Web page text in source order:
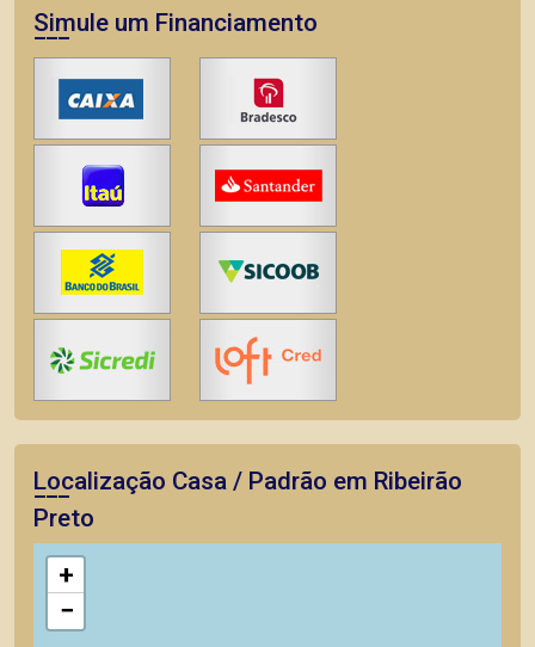
Simule um Financiamento
Localização Casa / Padrão em Ribeirão
Preto
+
−